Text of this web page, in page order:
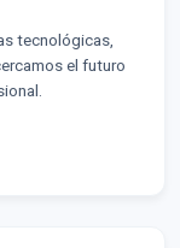
tecnológicas,
el futuro